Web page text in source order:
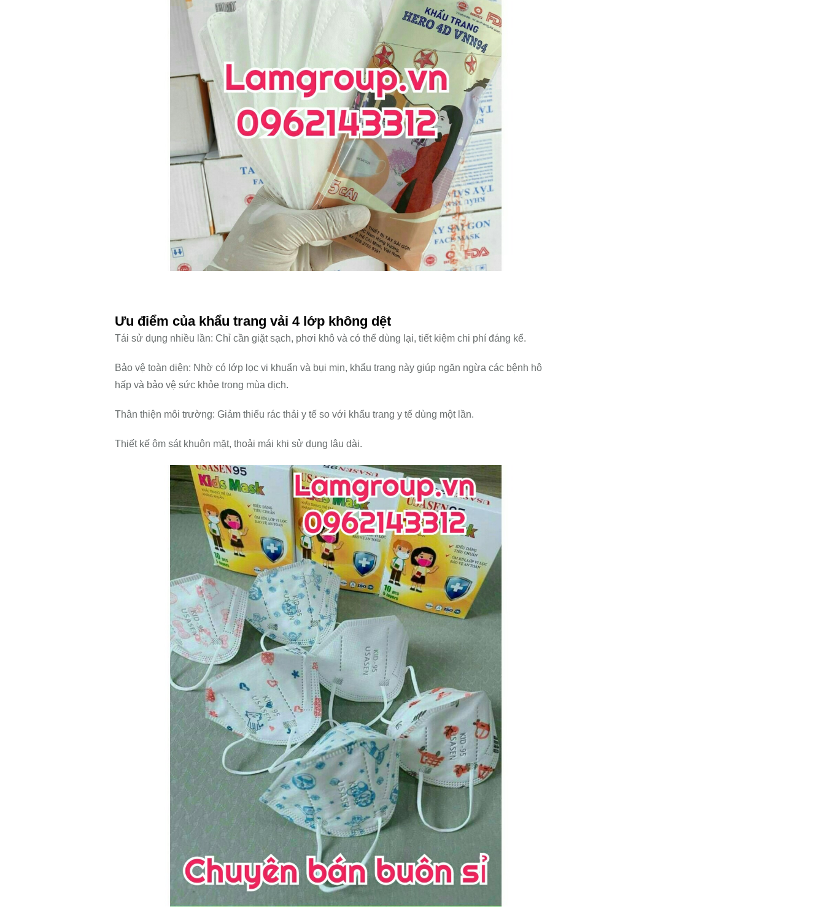
Ưu điểm của khẩu trang vải 4 lớp không dệt
Tái sử dụng nhiều lần: Chỉ cần giặt sạch, phơi khô và có thể dùng lại, tiết kiệm chi phí đáng kể.
Bảo vệ toàn diện: Nhờ có lớp lọc vi khuẩn và bụi mịn, khẩu trang này giúp ngăn ngừa các bệnh hô
hấp và bảo vệ sức khỏe trong mùa dịch.
Thân thiện môi trường: Giảm thiểu rác thải y tế so với khẩu trang y tế dùng một lần.
Thiết kế ôm sát khuôn mặt, thoải mái khi sử dụng lâu dài.